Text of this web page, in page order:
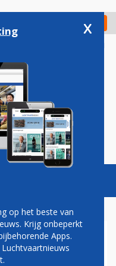
Check in
Vacatures
x
op het beste van
Krijg onbeperkt
Apps.